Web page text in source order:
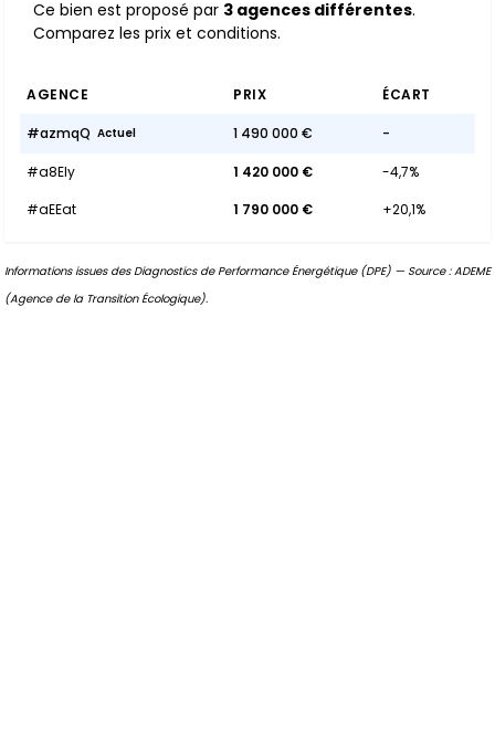
Ce bien est proposé par 3 agences différentes.
Comparez les prix et conditions.
AGENCE PRIX ÉCART
#azmqQ Actuel 1 490 000 € -
#a8Ely 1 420 000 €
-4,7%
#aEEat
1 790 000 € +20,1%
Informations issues des Diagnostics de Performance Énergétique (DPE) — Source : ADEME
(Agence de la Transition Écologique).